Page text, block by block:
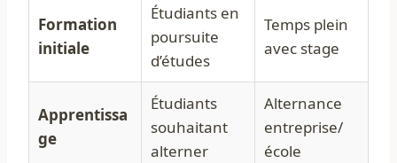
Formation
initiale
Étudiants en
poursuite
d’études
Temps plein
avec stage
Apprentissa
ge
Étudiants
souhaitant
alterner
Alternance
entreprise/
école